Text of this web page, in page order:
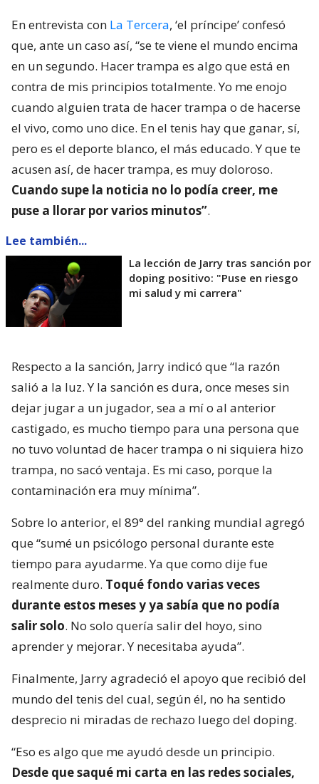
En entrevista con La Tercera, ‘el príncipe’ confesó
que, ante un caso así, “se te viene el mundo encima
en un segundo. Hacer trampa es algo que está en
contra de mis principios totalmente. Yo me enojo
cuando alguien trata de hacer trampa o de hacerse
el vivo, como uno dice. En el tenis hay que ganar, sí,
pero es el deporte blanco, el más educado. Y que te
acusen así, de hacer trampa, es muy doloroso.
Cuando supe la noticia no lo podía creer, me
puse a llorar por varios minutos”.
Lee también...
La lección de Jarry tras sanción por
doping positivo: "Puse en riesgo
mi salud y mi carrera"
Respecto a la sanción, Jarry indicó que “la razón
salió a la luz. Y la sanción es dura, once meses sin
dejar jugar a un jugador, sea a mí o al anterior
castigado, es mucho tiempo para una persona que
no tuvo voluntad de hacer trampa o ni siquiera hizo
trampa, no sacó ventaja. Es mi caso, porque la
contaminación era muy mínima”.
Sobre lo anterior, el 89° del ranking mundial agregó
que “sumé un psicólogo personal durante este
tiempo para ayudarme. Ya que como dije fue
realmente duro. Toqué fondo varias veces
durante estos meses y ya sabía que no podía
salir solo. No solo quería salir del hoyo, sino
aprender y mejorar. Y necesitaba ayuda”.
Finalmente, Jarry agradeció el apoyo que recibió del
mundo del tenis del cual, según él, no ha sentido
desprecio ni miradas de rechazo luego del doping.
“Eso es algo que me ayudó desde un principio.
Desde que saqué mi carta en las redes sociales,